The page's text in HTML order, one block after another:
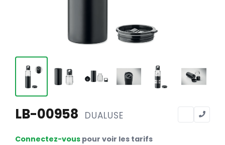
BUREAUTIQUE
Sous-mains
Bloc-notes
Chemises
LB-00958 DUALUSE
Connectez-vous pour voir les tarifs